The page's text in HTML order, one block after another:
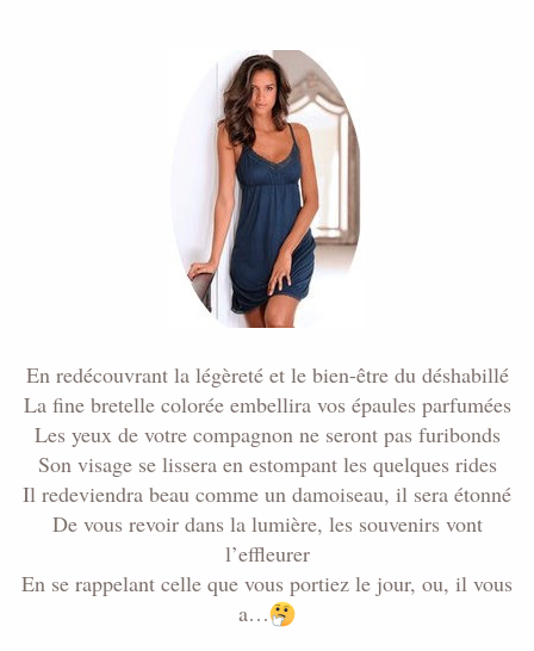
En redécouvrant la légèreté et le bien-être du déshabillé
La fine bretelle colorée embellira vos épaules parfumées
Les yeux de votre compagnon ne seront pas furibonds
Son visage se lissera en estompant les quelques rides
Il redeviendra beau comme un damoiseau, il sera étonné
De vous revoir dans la lumière, les souvenirs vont
l’effleurer
En se rappelant celle que vous portiez le jour, ou, il vous
a…